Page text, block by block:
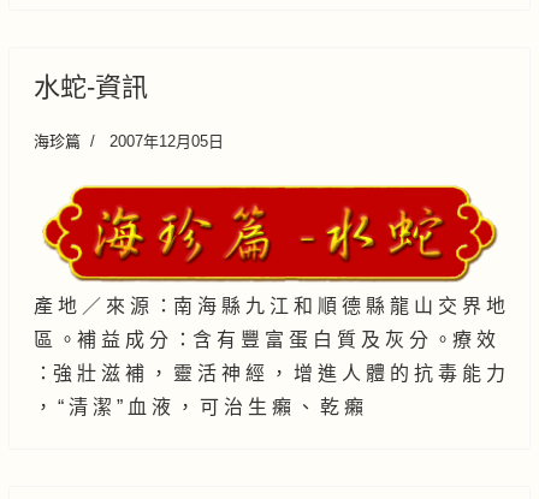
水蛇-資訊
海珍篇 2007年12月05日
產 地 ／ 來 源 ：南 海 縣 九 江 和 順 德 縣 龍 山 交 界 地
區 。補 益 成 分 ：含 有 豐 富 蛋 白 質 及 灰 分 。療 效
：強 壯 滋 補 ， 靈 活 神 經 ， 增 進 人 體 的 抗 毒 能 力
， “ 清 潔 ” 血 液 ， 可 治 生 癩 、 乾 癩